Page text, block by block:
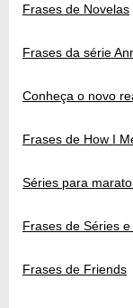
Frases de Novelas
Frases da série
Conheça o novo
Frases de How I
Séries para
Frases de Séries
Frases de Friends